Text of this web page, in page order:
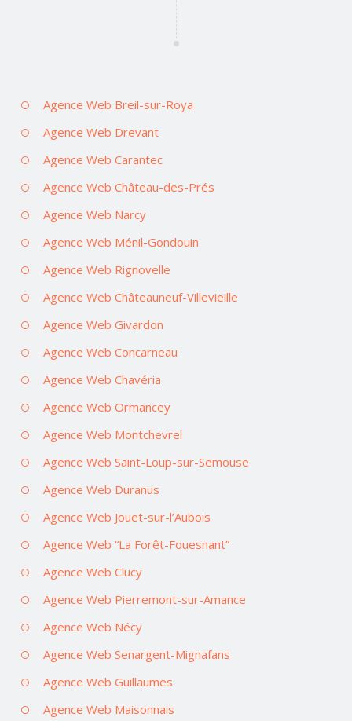
Agence Web Breil-sur-Roya
Agence Web Drevant
Agence Web Carantec
Agence Web Château-des-Prés
Agence Web Narcy
Agence Web Ménil-Gondouin
Agence Web Rignovelle
Agence Web Châteauneuf-Villevieille
Agence Web Givardon
Agence Web Concarneau
Agence Web Chavéria
Agence Web Ormancey
Agence Web Montchevrel
Agence Web Saint-Loup-sur-Semouse
Agence Web Duranus
Agence Web Jouet-sur-l’Aubois
Agence Web “La Forêt-Fouesnant”
Agence Web Clucy
Agence Web Pierremont-sur-Amance
Agence Web Nécy
Agence Web Senargent-Mignafans
Agence Web Guillaumes
Agence Web Maisonnais